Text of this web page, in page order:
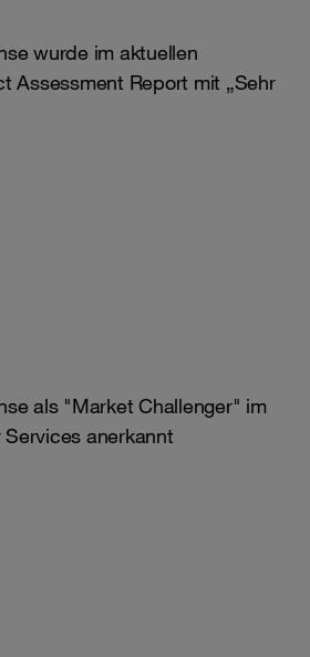
wurde im aktuellen
Assessment Report mit „Sehr
als "Market Challenger" im
anerkannt